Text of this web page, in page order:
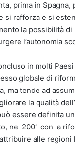
prima in
si rafforza e si
la possibilità di
l’autonomia
in molti
globale di
ma tende ad
la qualità
essere definita
nel 2001 con la
alle